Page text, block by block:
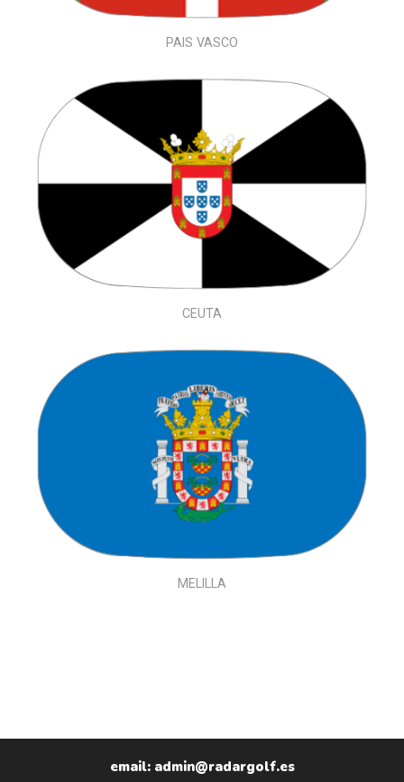
PAIS VASCO
CEUTA
MELILLA
email: admin@radargolf.es